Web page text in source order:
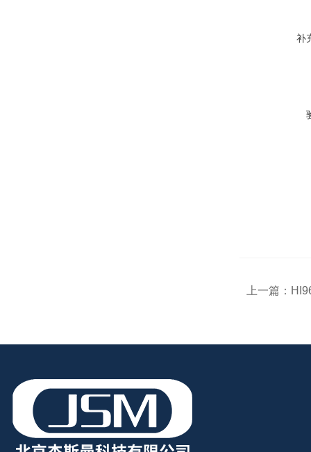
补
上一篇：